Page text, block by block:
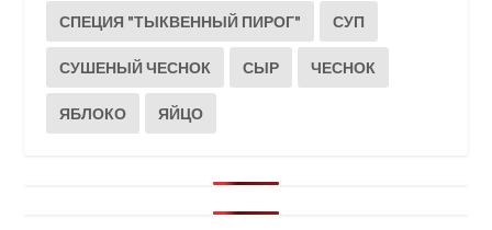
СПЕЦИЯ "ТЫКВЕННЫЙ ПИРОГ" СУП
СУШЕНЫЙ ЧЕСНОК СЫР ЧЕСНОК
ЯБЛОКО ЯЙЦО